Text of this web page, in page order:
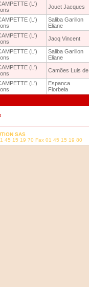
(L')
Jouet Jacques
(L')
Saliba Garillon
Eliane
(L')
Jacq Vincent
(L')
Saliba Garillon
Eliane
(L')
Camões Luis de
(L')
Espanca
Florbela
SAS
45 15 19 70 Fax 01 45 15 19 80